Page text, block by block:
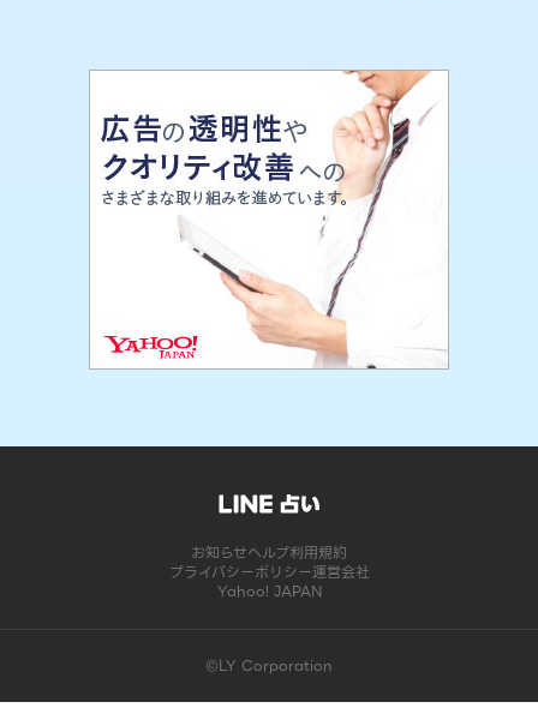
お知らせヘルプ利用規約
プライバシーポリシー運営会社
Yahoo! JAPAN
©LY Corporation
このコンテンツは掲載が終了しました | LINE占い